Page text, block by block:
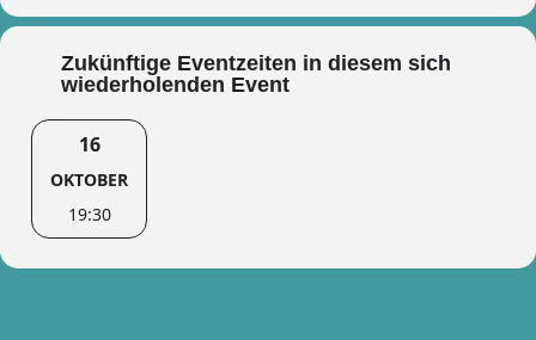
Zukünftige Eventzeiten in diesem sich
wiederholenden Event
16
OKTOBER
19:30